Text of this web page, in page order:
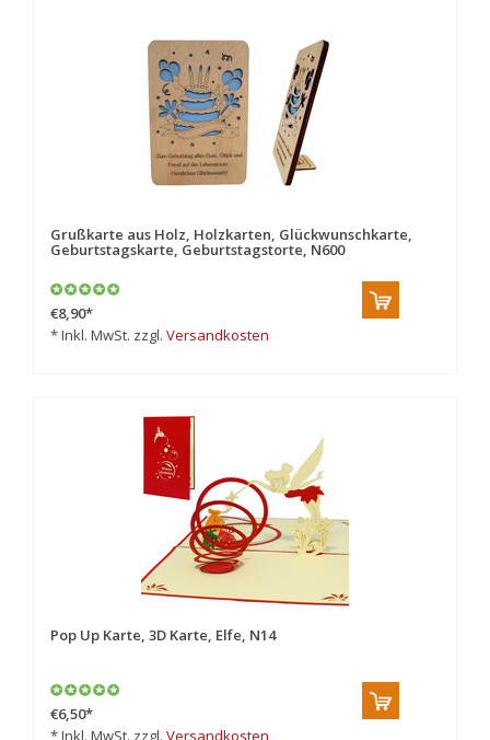
Grußkarte aus Holz, Holzkarten, Glückwunschkarte,
Geburtstagskarte, Geburtstagstorte, N600
€8,90*
* Inkl. MwSt. zzgl. Versandkosten
Pop Up Karte, 3D Karte, Elfe, N14
€6,50*